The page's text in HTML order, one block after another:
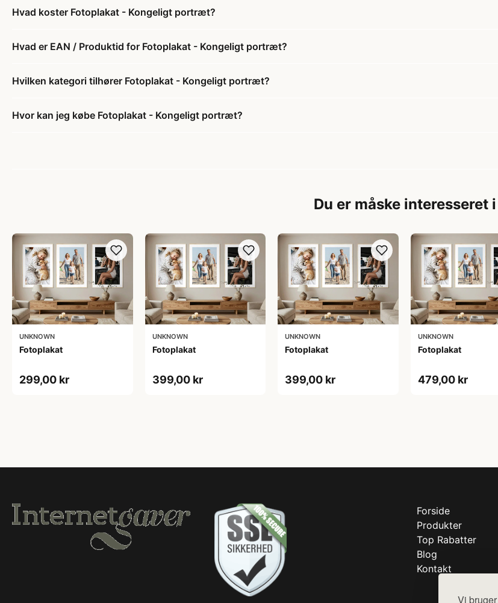
Vi
Hvad koster Fotoplakat - Kongeligt portræt?
Hvad er EAN / Produktid for Fotoplakat - Kongeligt portræt?
Hvilken kategori tilhører Fotoplakat - Kongeligt portræt?
Hvor kan jeg købe Fotoplakat - Kongeligt portræt?
Du er måske interesseret i
UNKNOWN
Fotoplakat
299,00 kr
UNKNOWN
Fotoplakat
399,00 kr
UNKNOWN
Fotoplakat
399,00 kr
UNKNOWN
Fotoplakat
479,00 kr
Forside
Produkter
Top Rabatter
Blog
Kontakt